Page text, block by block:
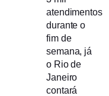
atendimentos
durante o
fim de
semana, já
o Rio de
Janeiro
contará